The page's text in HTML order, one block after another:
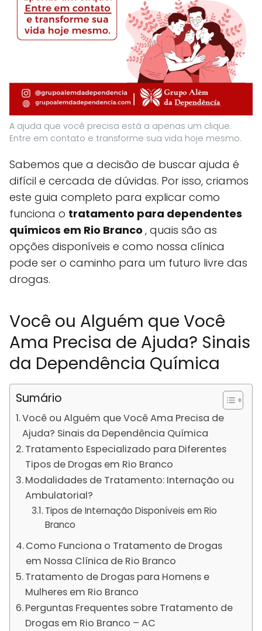
A ajuda que você precisa está a apenas um clique.
Entre em contato e transforme sua vida hoje mesmo.
Sabemos que a decisão de buscar ajuda é
difícil e cercada de dúvidas. Por isso, criamos
este guia completo para explicar como
funciona o tratamento para dependentes
químicos em Rio Branco , quais são as
opções disponíveis e como nossa clínica
pode ser o caminho para um futuro livre das
drogas.
Você ou Alguém que Você
Ama Precisa de Ajuda? Sinais
da Dependência Química
Sumário
Você ou Alguém que Você Ama Precisa de
Ajuda? Sinais da Dependência Química
Tratamento Especializado para Diferentes
Tipos de Drogas em Rio Branco
Modalidades de Tratamento: Internação ou
Ambulatorial?
Tipos de Internação Disponíveis em Rio
Branco
Como Funciona o Tratamento de Drogas
em Nossa Clínica de Rio Branco
Tratamento de Drogas para Homens e
Mulheres em Rio Branco
Perguntas Frequentes sobre Tratamento de
Drogas em Rio Branco – AC